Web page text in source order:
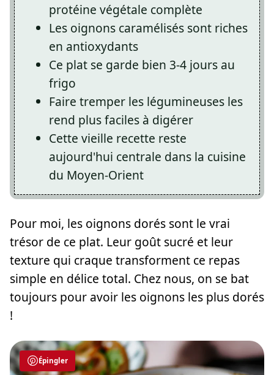
protéine végétale complète
Les oignons caramélisés sont riches
en antioxydants
Ce plat se garde bien 3-4 jours au
frigo
Faire tremper les légumineuses les
rend plus faciles à digérer
Cette vieille recette reste
aujourd'hui centrale dans la cuisine
du Moyen-Orient
Pour moi, les oignons dorés sont le vrai
trésor de ce plat. Leur goût sucré et leur
texture qui craque transforment ce repas
simple en délice total. Chez nous, on se bat
toujours pour avoir les oignons les plus dorés
!
Épingler